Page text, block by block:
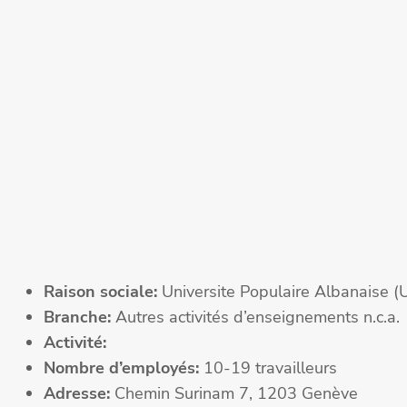
Raison sociale: Universite Populaire Albanaise
Branche: Autres activités d’enseignements n.c.a.
Activité:
Nombre d’employés: 10-19 travailleurs
Adresse: Chemin Surinam 7, 1203 Genève